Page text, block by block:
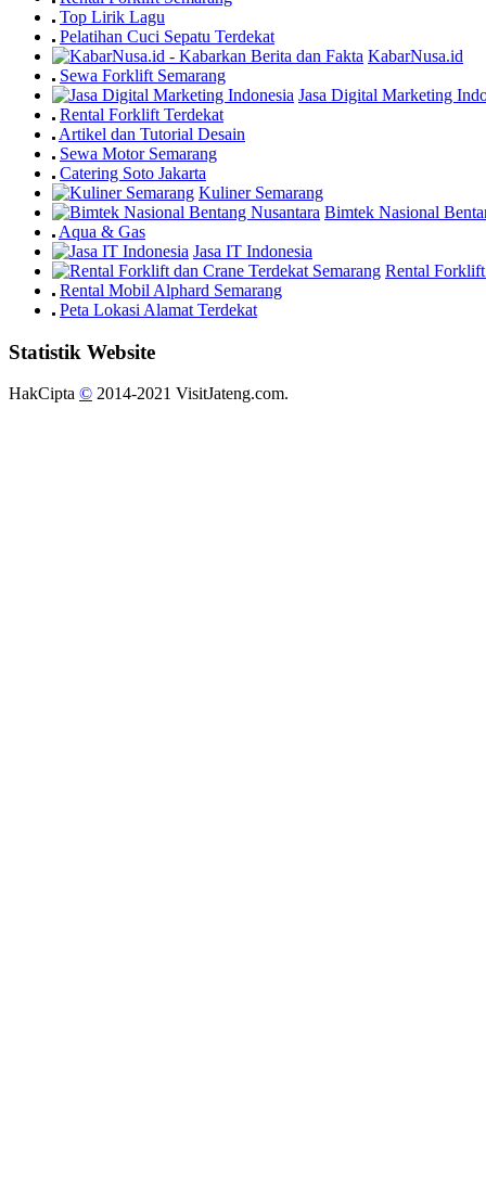
Top Lirik Lagu
Pelatihan Cuci Sepatu Terdekat
KabarNusa.id
Sewa Forklift Semarang
Jasa Digital Marketing
Rental Forklift Terdekat
Artikel dan Tutorial Desain
Sewa Motor Semarang
Catering Soto Jakarta
Kuliner Semarang
Bimtek Nasional
Aqua & Gas
Jasa IT Indonesia
Rental Forklift
Rental Mobil Alphard Semarang
Peta Lokasi Alamat Terdekat
Statistik Website
HakCipta © 2014-2021 VisitJateng.com.